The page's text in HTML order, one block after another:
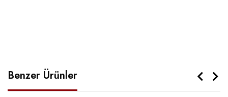
Benzer Ürünler